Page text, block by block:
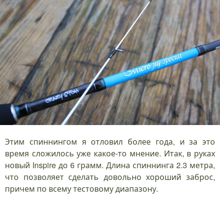
Этим спиннингом я отловил более года, и за это
время сложилось уже какое-то мнение. Итак, в руках
новый Inspire до 6 грамм. Длина спиннинга 2.3 метра,
что позволяет сделать довольно хороший заброс,
причем по всему тестовому диапазону.